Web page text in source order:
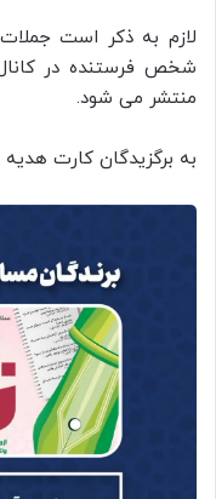
لازم به ذکر است
شخص فرستنده در
منتشر می شود.
به برگزیدگان کارت هدیه ۳ میلیون ریالی اهدا خواهد شد.